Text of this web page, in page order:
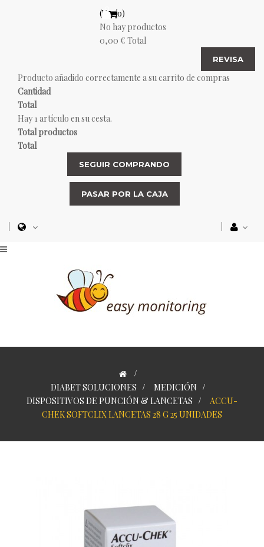
(Vacío)
No hay productos
0,00 € Total
REVISA
Producto añadido correctamente a su carrito de compras
Cantidad
Total
Hay 1 artículo en su cesta.
Total productos
Total
SEGUIR COMPRANDO
PASAR POR LA CAJA
>
DIABET SOLUCIONES > MEDICIÓN >
DISPOSITIVOS DE PUNCIÓN & LANCETAS >
ACCU-
CHEK SOFTCLIX LANCETAS 28 G 25 UNIDADES